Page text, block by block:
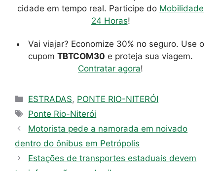
cidade em tempo real. Participe do Mobilidade
24 Horas!
Vai viajar? Economize 30% no seguro. Use o
cupom TBTCOM30 e proteja sua viagem.
Contratar agora!
Categorias
ESTRADAS, PONTE RIO-NITERÓI
Tags
Ponte Rio-Niterói
Motorista pede a namorada em noivado
dentro do ônibus em Petrópolis
Estações de transportes estaduais devem